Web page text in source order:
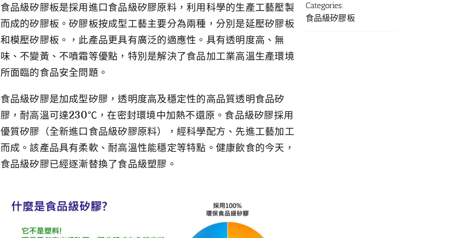
食品級矽膠板是採用進口食品級矽膠原料，利用科學的生產工藝壓製
而成的矽膠板。矽膠板按成型工藝主要分為兩種，分別是延壓矽膠板
和模壓矽膠板。，此產品更具有廣泛的適應性。具有透明度高、無
味、不變黃、不噴霜等優點，特別是解決了食品加工業高溫生產環境
所面臨的食品安全問題。
食品級矽膠是加成型矽膠，透明度高及穩定性的高品質透明食品矽
膠，耐高溫可達230℃，在密封環境中加熱不還原。食品級矽膠採用
優質矽膠（全新進口食品級矽膠原料），經科學配方、先進工藝加工
而成。該產品具有柔軟、耐高溫性能穩定等特點。健康飲食的今天，
食品級矽膠已經逐漸替換了食品級塑膠。
Categories:
食品級矽膠板